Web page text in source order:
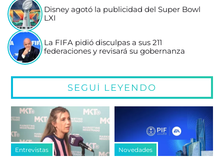
Disney agotó la publicidad del Super Bowl
LXI
La FIFA pidió disculpas a sus 211
federaciones y revisará su gobernanza
SEGUÍ LEYENDO
Entrevistas Novedades